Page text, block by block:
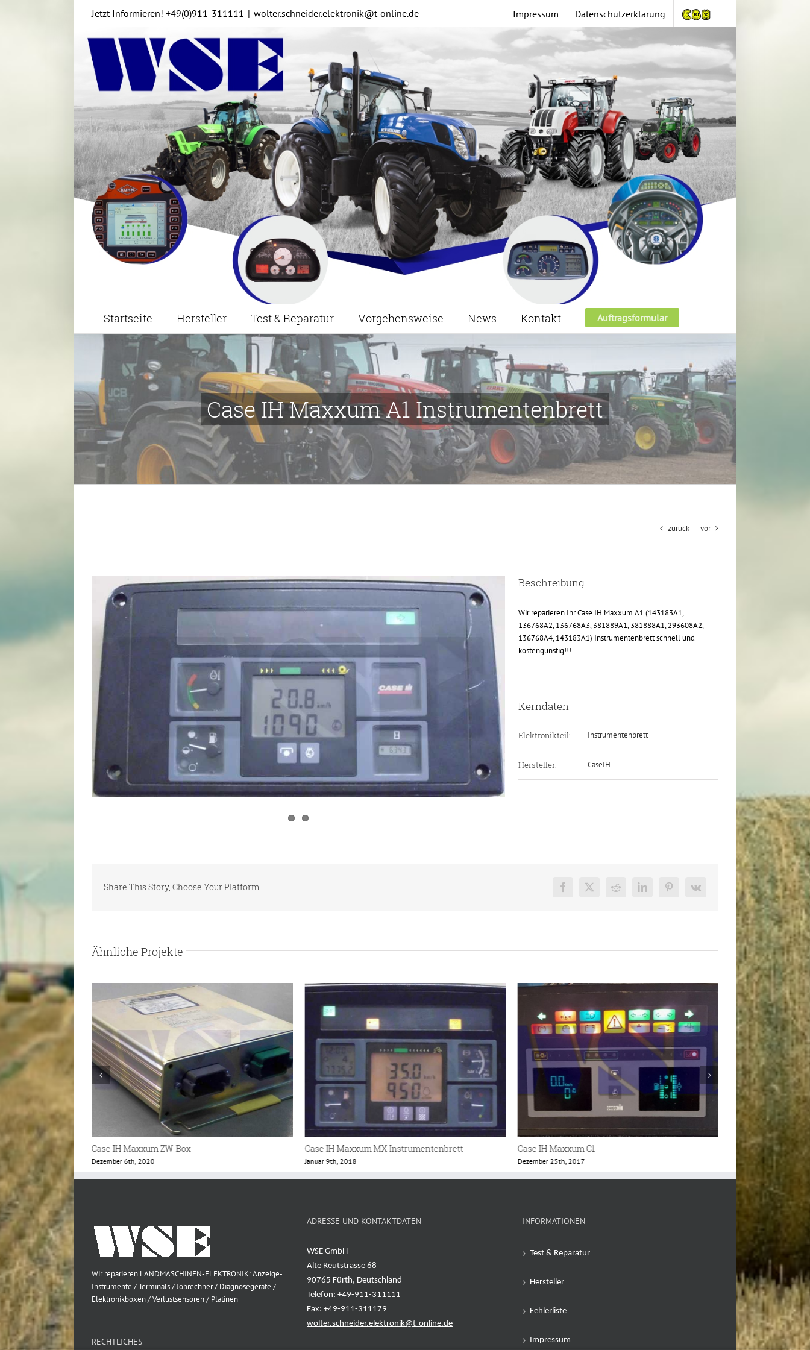
Jetzt Informieren! +49(0)911-311111 | wolter.schneider.elektronik@t-online.de Impressum Datenschutzerklärung
Startseite Hersteller Test & Reparatur Vorgehensweise News Kontakt Auftragsformular
Case IH Maxxum A1 Instrumentenbrett
zurück vor
Larger
Image
Beschreibung
Wir reparieren Ihr Case IH Maxxum A1 (143183A1,
136768A2, 136768A3, 381889A1, 381888A1, 293608A2,
136768A4, 143183A1) Instrumentenbrett schnell und
kostengünstig!!!
Kerndaten
Elektronikteil: Instrumentenbrett
Hersteller: CaseIH
Share This Story, Choose Your Platform! Facebook
X Reddit LinkedInPinterest
Vk
Ähnliche Projekte
Case IH Maxxum MX Instrumentenbrett
Januar 9th, 2018
Case IH Maxxum C1
Dezember 25th, 2017
Case IH Maxxum Instrumentenbrett
Dezember 25th, 2017
VDO Instrument
Februar 13th, 2021
Wir reparieren LANDMASCHINEN-ELEKTRONIK: Anzeige-
Instrumente / Terminals / Jobrechner / Diagnosegeräte /
Elektronikboxen / Verlustsensoren / Platinen
RECHTLICHES
ADRESSE UND KONTAKTDATEN
WSE GmbH
Alte Reutstrasse 68
90765 Fürth, Deutschland
Telefon:+49-911-311111
Fax: +49-911-311179
wolter.schneider.elektronik@t-online.de
INFORMATIONEN
Test & Reparatur
Hersteller
Fehlerliste
Impressum